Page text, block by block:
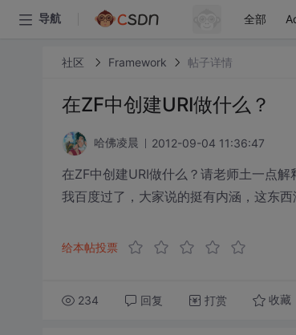
导航 全部
社区 Framework 帖子详情
在ZF中创建URI做什么？
哈佛凌晨 2012-09-04 11:36:47
在ZF中创建URI做什么？请老师土一点
我百度过了，大家说的挺有内涵，这东
给本帖投票
234 回复 打赏 收藏